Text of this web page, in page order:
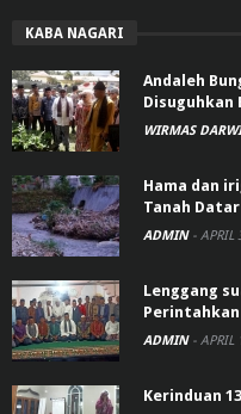
KABA NAGARI
Andaleh
Disuguhkan
WIRMAS
Hama dan
Tanah Datar
ADMIN - APRIL
Lenggang
Perintahkan
ADMIN - APRIL
Kerinduan